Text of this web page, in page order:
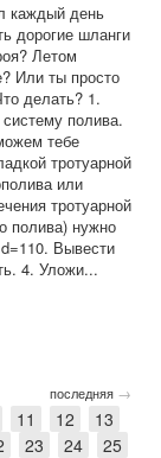
каждый день
дорогие шланги
Летом
Или ты просто
делать? 1.
полива.
тебе
тротуарной
или
тротуарной
полива) нужно
Вывести
4. Уложи...
последняя →
11 12
13
23 24
25